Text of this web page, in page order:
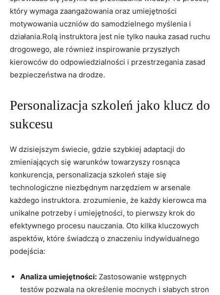
który wymaga zaangażowania oraz umiejętności
motywowania uczniów do‌ samodzielnego myślenia i
⁢działania.Rolą instruktora jest nie​ tylko nauka zasad ruchu
drogowego, ale również inspirowanie ⁣przyszłych
kierowców do odpowiedzialności i​ przestrzegania zasad
⁢bezpieczeństwa na drodze.
Personalizacja szkoleń jako klucz ⁤do
sukcesu
W dzisiejszym⁢ świecie, ⁤gdzie szybkiej⁢ adaptacji do
zmieniających się warunków towarzyszy rosnąca
konkurencja, personalizacja szkoleń staje się
technologiczne niezbędnym‍ narzędziem w ⁢arsenale
każdego instruktora. zrozumienie, że ​każdy kierowca ma
⁤unikalne​ potrzeby i umiejętności, to pierwszy krok do⁣
efektywnego procesu nauczania. Oto kilka kluczowych
aspektów, które⁢ świadczą o znaczeniu indywidualnego
podejścia:
Analiza umiejętności: Zastosowanie ​wstępnych
testów pozwala na określenie mocnych i słabych ⁢stron